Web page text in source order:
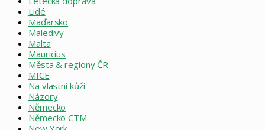
Lidé
Maďarsko
Maledivy
Malta
Mauricius
Města & regiony ČR
MICE
Na vlastní kůži
Názory
Německo
Německo CTM